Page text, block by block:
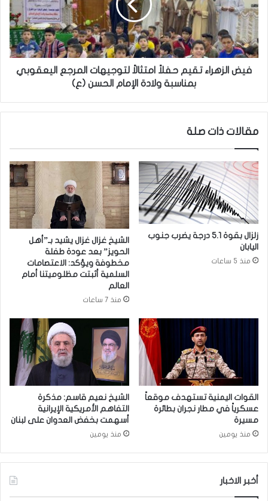
ع
ق
ص
و
ر
س
د
ا
ت
غ
ذ
ا
ئ
ي
م
ك
ر
ى
ا
ه
ا
ل
ز
ه
ر
ا
ح
اً
ا
م
ت
ث
ا
ل
اً
ي
م
ر
ج
ع
ع
ق
فيض الزهراء تقيم حفلاً امتثالاً لتوجيهات المرجع اليعقوبي
بمناسبة ولادة الإمام الحسن (ع)
مقالات ذات صلة
زلزال بقوة 5.1 درجة يضرب جنوب
اليابان
منذ 5 ساعات
الشيخ غزال غزال يشيد بـ”أهل
الحويز” بعد عودة طفلة
مخطوفة ويؤكد: الاعتصامات
السلمية أثبتت مظلوميتنا أمام
العالم
منذ 7 ساعات
القوات اليمنية تستهدف موقعاً
عسكرياً في مطار نجران بطائرة
مسيرة
منذ يومين
الشيخ نعيم قاسم: مذكرة
التفاهم الأمريكية الإيرانية
أسهمت بخفض العدوان على لبنان
منذ يومين
أخبر الاخبار